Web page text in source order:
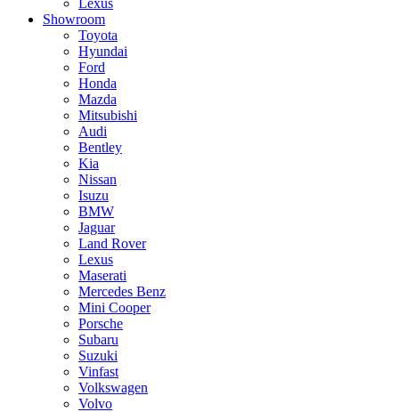
Lexus
Showroom
Toyota
Hyundai
Ford
Honda
Mazda
Mitsubishi
Audi
Bentley
Kia
Nissan
Isuzu
BMW
Jaguar
Land Rover
Lexus
Maserati
Mercedes Benz
Mini Cooper
Porsche
Subaru
Suzuki
Vinfast
Volkswagen
Volvo